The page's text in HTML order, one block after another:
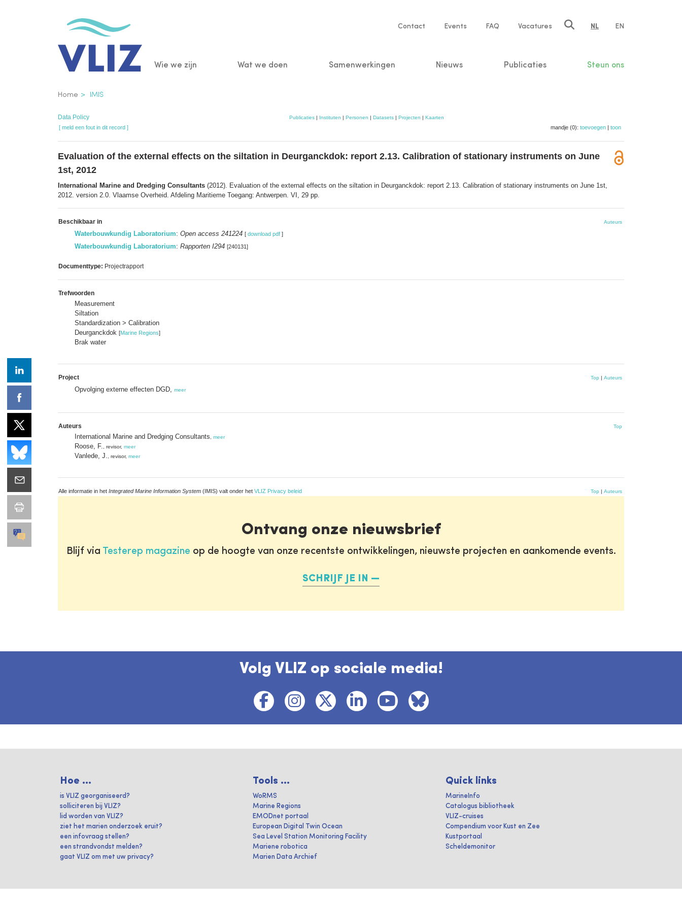
Service
Contact Events FAQ Vacatures NL EN
Main
Wie we zijn Wat we doen Samenwerkingen Nieuws Publicaties Steun ons
Kruimelpad
Home IMIS
Data Policy Publicaties| Instituten | Personen | Datasets| Projecten | Kaarten
[ meld een fout in dit record ] mandje (0): toevoegen | toon
Evaluation of the external effects on the siltation in Deurganckdok: report 2.13. Calibration of stationary instruments on June
1st, 2012
International Marine and Dredging Consultants (2012). Evaluation of the external effects on the siltation in Deurganckdok: report 2.13. Calibration of stationary instruments on June 1st,
2012. version 2.0. Vlaamse Overheid. Afdeling Maritieme Toegang: Antwerpen. VI, 29 pp.
Beschikbaar in Auteurs
Waterbouwkundig Laboratorium: Open access 241224 [ download pdf ]
Waterbouwkundig Laboratorium: Rapporten I294 [240131]
Documenttype: Projectrapport
Trefwoorden
Measurement
Siltation
Standardization > Calibration
Deurganckdok [Marine Regions]
Brak water
Project Top | Auteurs
Opvolging externe effecten DGD, meer
Auteurs Top
International Marine and Dredging Consultants meer
Roose, F. , revisor, meer
Vanlede, J. , revisor, meer
Alle informatie in het Integrated Marine Information System (IMIS) valt onder het VLIZ Privacy beleid Top | Auteurs
Ontvang onze nieuwsbrief
Blijf via Testerep magazine op de hoogte van onze recentste ontwikkelingen, nieuwste projecten en aankomende events.
SCHRIJF JE IN
Volg VLIZ op sociale media!
Hoe ...
is VLIZ georganiseerd?
solliciteren bij VLIZ?
lid worden van VLIZ?
ziet het marien onderzoek eruit?
een infovraag stellen?
een strandvondst melden?
gaat VLIZ om met uw privacy?
Tools ...
WoRMS
Marine Regions
EMODnet portaal
European Digital Twin Ocean
Sea Level Station Monitoring Facility
Mariene robotica
Marien Data Archief
Quick links
MarineInfo
Catalogus bibliotheek
VLIZ-cruises
Compendium voor Kust en Zee
Kustportaal
Scheldemonitor